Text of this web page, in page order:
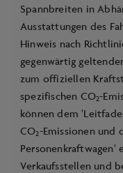
Spannbreiten in
Ausstattungen des
Hinweis nach
gegenwärtig
zum offiziellen
spezifischen CO2-
können dem
CO2-Emissionen und
Personenkraftwagen'
Verkaufsstellen und